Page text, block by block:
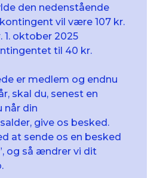
den nedenstående
vil være 107 kr.
1. oktober 2025
til 40 kr.
er medlem og endnu
skal du, senest en
når din
give os besked.
at sende os en besked
og så ændrer vi dit